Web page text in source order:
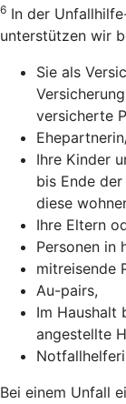
6 In der
unterstützen wir
Sie als
versicherte
Ihre Kinder
bis Ende
diese
Ihre Eltern
Personen in
mitreisende
Au-pairs,
Im Haushalt
angestellte
Bei einem Unfall